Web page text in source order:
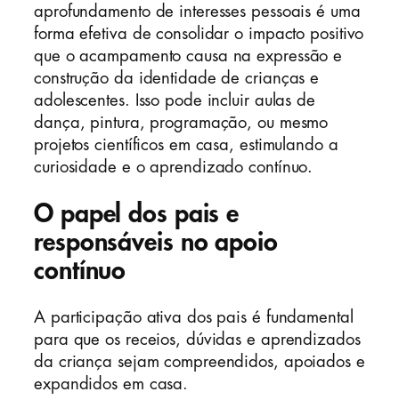
aprofundamento de interesses pessoais é uma
forma efetiva de consolidar o impacto positivo
que o acampamento causa na expressão e
construção da identidade de crianças e
adolescentes. Isso pode incluir aulas de
dança, pintura, programação, ou mesmo
projetos científicos em casa, estimulando a
curiosidade e o aprendizado contínuo.
O papel dos pais e
responsáveis no apoio
contínuo
A participação ativa dos pais é fundamental
para que os receios, dúvidas e aprendizados
da criança sejam compreendidos, apoiados e
expandidos em casa.